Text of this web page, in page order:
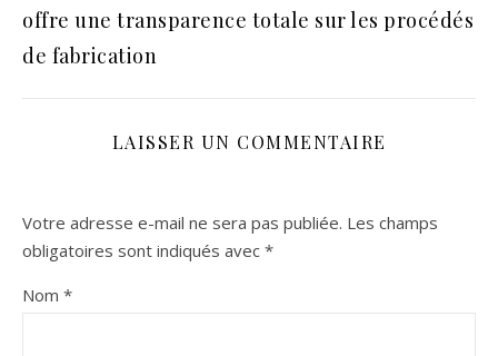
offre une transparence totale sur les procédés
de fabrication
LAISSER UN COMMENTAIRE
Votre adresse e-mail ne sera pas publiée. Les champs
obligatoires sont indiqués avec *
Nom *